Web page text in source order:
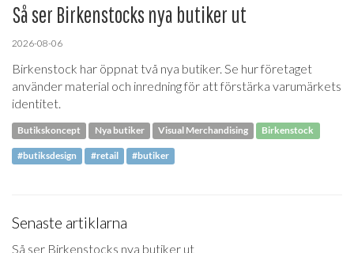
Så ser Birkenstocks nya butiker ut
2026-08-06
Birkenstock har öppnat två nya butiker. Se hur företaget
använder material och inredning för att förstärka varumärkets
identitet.
Butikskoncept Nya butiker Visual Merchandising Birkenstock
#butiksdesign #retail #butiker
Senaste artiklarna
Så ser Birkenstocks nya butiker ut